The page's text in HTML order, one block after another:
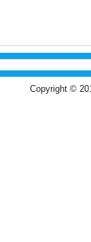
Copyright ©